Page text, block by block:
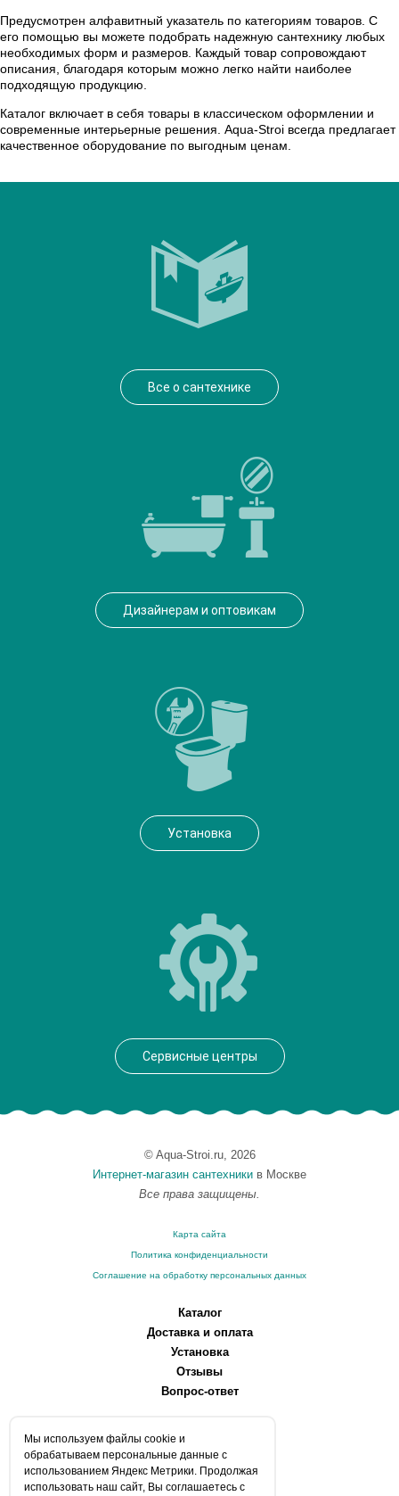
Предусмотрен алфавитный указатель по категориям товаров. С
его помощью вы можете подобрать надежную сантехнику любых
необходимых форм и размеров. Каждый товар сопровождают
описания, благодаря которым можно легко найти наиболее
подходящую продукцию.
Каталог включает в себя товары в классическом оформлении и
современные интерьерные решения. Aqua-Stroi всегда предлагает
качественное оборудование по выгодным ценам.
Все о сантехнике
Дизайнерам и оптовикам
Установка
Сервисные центры
© Aqua-Stroi.ru, 2026
Интернет-магазин сантехники в Москве
Все права защищены.
Карта сайта
Политика конфиденциальности
Соглашение на обработку персональных данных
Каталог
Доставка и оплата
Установка
Отзывы
Вопрос-ответ
Сервисные центры
Контакты
Мы используем файлы сookie и
обрабатываем персональные данные с
использованием Яндекс Метрики. Продолжая
использовать наш сайт, Вы соглашаетесь с